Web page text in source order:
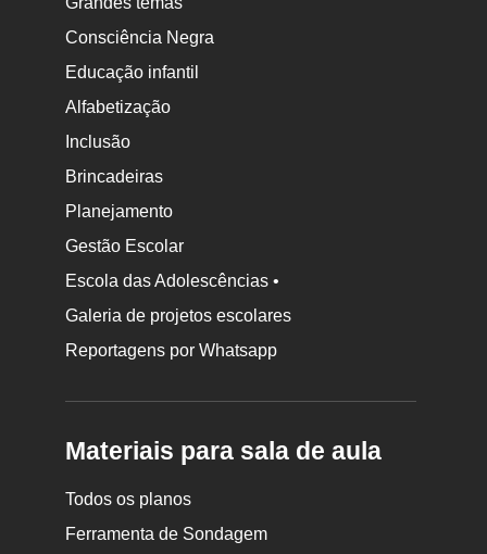
Consciência Negra
Educação infantil
Alfabetização
Inclusão
Brincadeiras
Planejamento
Gestão Escolar
Escola das Adolescências •
Galeria de projetos escolares
Reportagens por Whatsapp
Materiais para sala de aula
Todos os planos
Ferramenta de Sondagem